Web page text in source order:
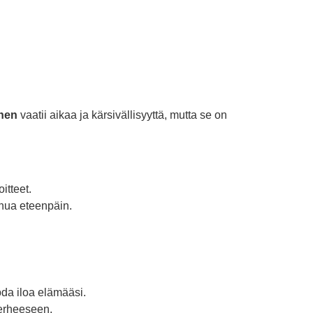
vaatii aikaa ja kärsivällisyyttä, mutta se on
eteenpäin.
iloa elämääsi.